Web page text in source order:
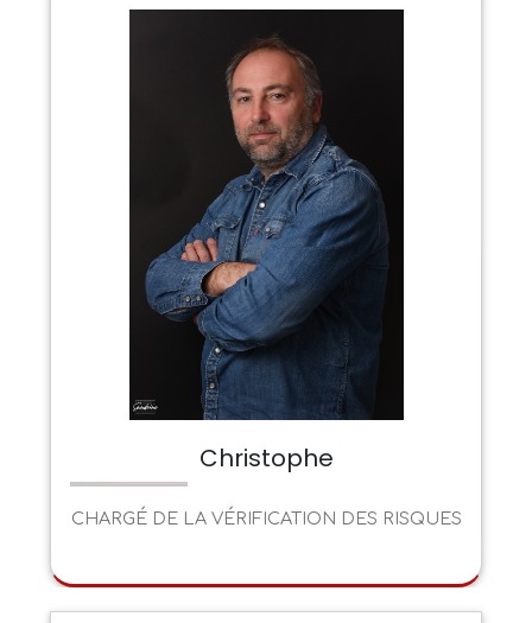
Christophe
CHARGÉ DE LA VÉRIFICATION DES RISQUES